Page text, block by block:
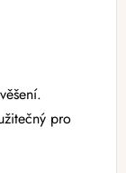
pro